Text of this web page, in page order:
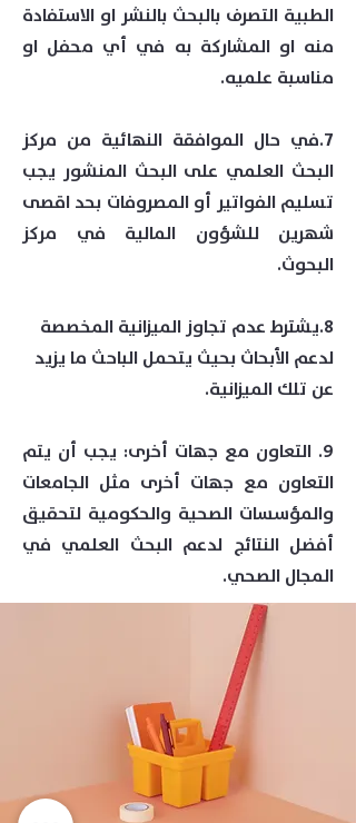
الطبية التصرف بالبحث بالنشر او الاستفادة
منه او المشاركة به في أي محفل او
مناسبة علميه.
7.في حال الموافقة النهائية من مركز
البحث العلمي على البحث المنشور يجب
تسليم الفواتير أو المصروفات بحد اقصى
شهرين للشؤون المالية في مركز
البحوث.
8.يشترط عدم تجاوز الميزانية المخصصة
لدعم الأبحاث بحيث يتحمل الباحث ما يزيد
عن تلك الميزانية.
9. التعاون مع جهات أخرى: يجب أن يتم
التعاون مع جهات أخرى مثل الجامعات
والمؤسسات الصحية والحكومية لتحقيق
أفضل النتائج لدعم البحث العلمي في
المجال الصحي.